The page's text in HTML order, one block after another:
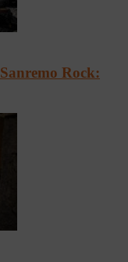
Rock: